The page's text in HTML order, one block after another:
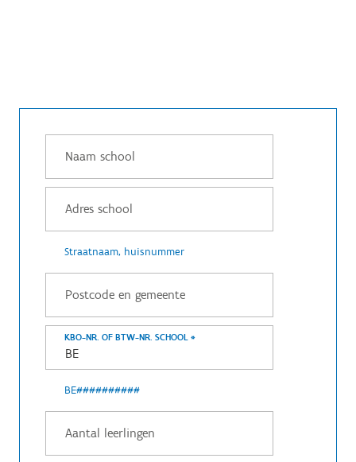
Straatnaam, huisnummer
KBO-NR. OF BTW-NR. SCHOOL *
BE##########